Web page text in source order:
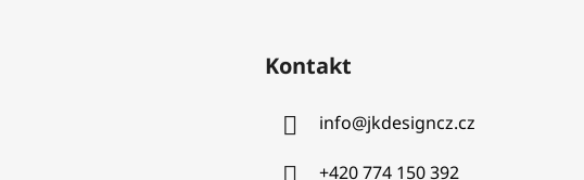
Kontakt
info@jkdesigncz.cz
+420 774 150 392